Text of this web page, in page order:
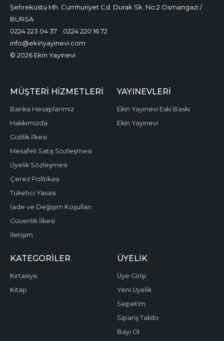
Şehreküstü Mh. Cumhuriyet Cd. Durak Sk. No:2 Osmangazi /
BURSA
0224 223 04 37
0224 220 16 72
info@ekinyayinevi.com
© 2026 Ekin Yayınevi
MÜŞTERI HIZMETLERI
Banka Hesaplarımız
Hakkımızda
Gizlilik İlkesi
Mesafeli Satış Sözleşmesi
Üyelik Sözleşmesi
Çerez Politikası
Tüketici Yasası
İade ve Değişim Koşulları
Güvenlik İlkesi
İletişim
YAYINEVLERI
Ekin Yayınevi Eski Baskı
Ekin Yayınevi
KATEGORILER
Kırtasiye
Kitap
ÜYELIK
Üye Girişi
Yeni Üyelik
Sepetim
Sipariş Takibi
Bayi Ol